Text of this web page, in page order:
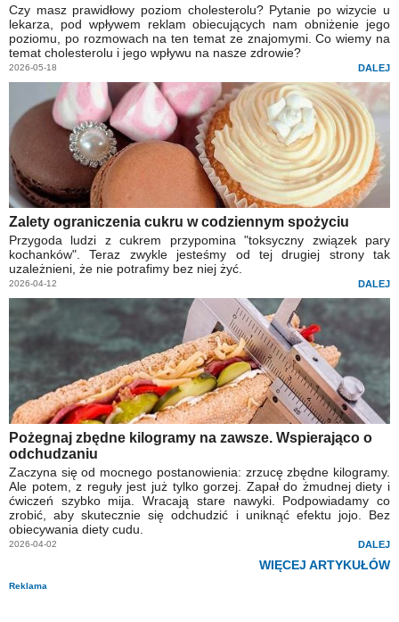
Czy masz prawidłowy poziom cholesterolu? Pytanie po wizycie u
lekarza, pod wpływem reklam obiecujących nam obniżenie jego
poziomu, po rozmowach na ten temat ze znajomymi. Co wiemy na
temat cholesterolu i jego wpływu na nasze zdrowie?
2026-05-18 DALEJ
Zalety ograniczenia cukru w codziennym spożyciu
Przygoda ludzi z cukrem przypomina "toksyczny związek pary
kochanków". Teraz zwykle jesteśmy od tej drugiej strony tak
uzależnieni, że nie potrafimy bez niej żyć.
2026-04-12 DALEJ
Pożegnaj zbędne kilogramy na zawsze. Wspierająco o
odchudzaniu
Zaczyna się od mocnego postanowienia: zrzucę zbędne kilogramy.
Ale potem, z reguły jest już tylko gorzej. Zapał do żmudnej diety i
ćwiczeń szybko mija. Wracają stare nawyki. Podpowiadamy co
zrobić, aby skutecznie się odchudzić i uniknąć efektu jojo. Bez
obiecywania diety cudu.
2026-04-02 DALEJ
WIĘCEJ ARTYKUŁÓW
Reklama